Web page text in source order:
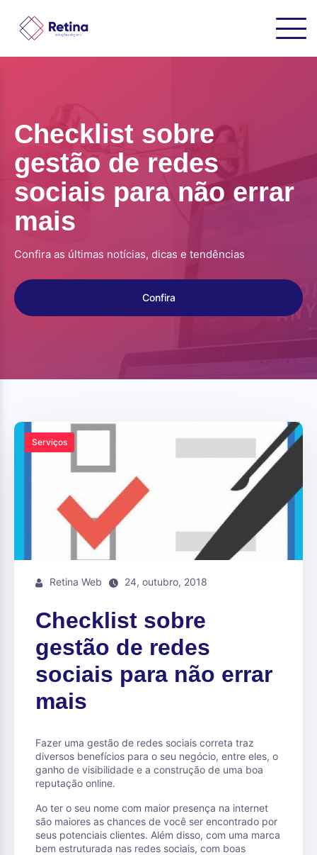
Checklist sobre
gestão de redes
sociais para não errar
mais
Confira as últimas notícias, dicas e tendências
Confira
Serviços
Retina Web 24, outubro, 2018
Checklist sobre
gestão de redes
sociais para não errar
mais
Fazer uma gestão de redes sociais correta traz
diversos benefícios para o seu negócio, entre eles, o
ganho de visibilidade e a construção de uma boa
reputação online.
Ao ter o seu nome com maior presença na internet
são maiores as chances de você ser encontrado por
seus potenciais clientes. Além disso, com uma marca
bem estruturada nas redes sociais, com boas